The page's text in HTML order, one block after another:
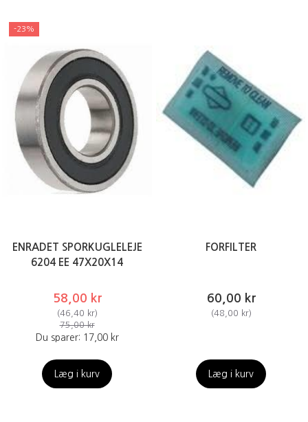
-23%
ENRADET SPORKUGLELEJE
6204 EE 47X20X14
58,00 kr
(46,40 kr)
75,00 kr
Du sparer: 17,00 kr
Læg i kurv
FORFILTER
60,00 kr
(48,00 kr)
Læg i kurv